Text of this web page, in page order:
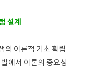
설계
의 이론적 기초 확립
에서 이론의 중요성